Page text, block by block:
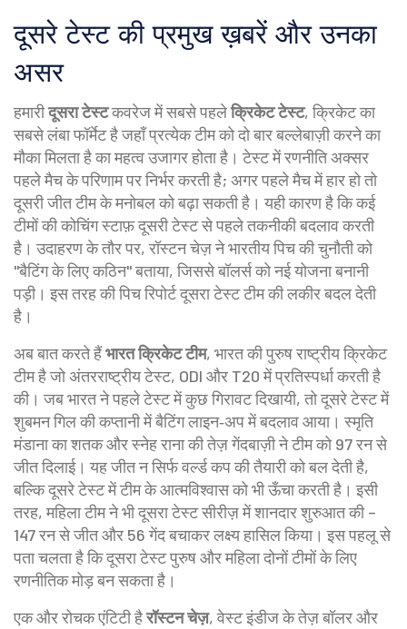
दूसरे टेस्ट की प्रमुख ख़बरें और उनका
असर
हमारीदूसरा टेस्टकवरेज में सबसे पहलेक्रिकेट टेस्ट,क्रिकेट का
सबसे लंबा फॉर्मेट है जहाँ प्रत्येक टीम को दो बार बल्लेबाज़ी करने का
मौका मिलता हैका महत्व उजागर होता है। टेस्ट में रणनीति अक्सर
पहले मैच के परिणाम पर निर्भर करती है; अगर पहले मैच में हार हो तो
दूसरी जीत टीम के मनोबल को बढ़ा सकती है। यही कारण है कि कई
टीमों की कोचिंग स्टाफ़ दूसरी टेस्ट से पहले तकनीकी बदलाव करती
है। उदाहरण के तौर पर, रॉस्टन चेज़ ने भारतीय पिच की चुनौती को
"बैटिंग के लिए कठिन" बताया, जिससे बॉलर्स को नई योजना बनानी
पड़ी। इस तरह की पिच रिपोर्ट दूसरा टेस्ट टीम की लकीर बदल देती
है।
अब बात करते हैंभारत क्रिकेट टीम, भारत की पुरुष राष्ट्रीय क्रिकेट
टीम है जो अंतरराष्ट्रीय टेस्ट, ODI और T20 में प्रतिस्पर्धा करती है
की। जब भारत ने पहले टेस्ट में कुछ गिरावट दिखायी, तो दूसरे टेस्ट में
शुबमन गिल की कप्तानी में बैटिंग लाइन‑अप में बदलाव आया। स्मृति
मंडाना का शतक और स्नेह राना की तेज़ गेंदबाज़ी ने टीम को 97 रन से
जीत दिलाई। यह जीत न सिर्फ वर्ल्ड कप की तैयारी को बल देती है,
बल्कि दूसरे टेस्ट में टीम के आत्मविश्वास को भी ऊँचा करती है। इसी
तरह, महिला टीम ने भी दूसरा टेस्ट सीरीज़ में शानदार शुरुआत की –
147 रन से जीत और 56 गेंद बचाकर लक्ष्य हासिल किया। इस पहलू से
पता चलता है कि दूसरा टेस्ट पुरुष और महिला दोनों टीमों के लिए
रणनीतिक मोड़ बन सकता है।
एक और रोचक एंटिटी हैरॉस्टन चेज़,वेस्ट इंडीज के तेज़ बॉलर और